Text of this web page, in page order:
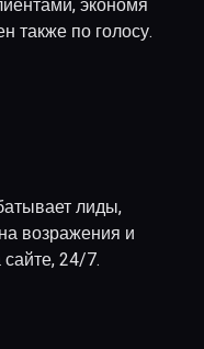
также по голосу.
лиды,
возражения и
24/7.